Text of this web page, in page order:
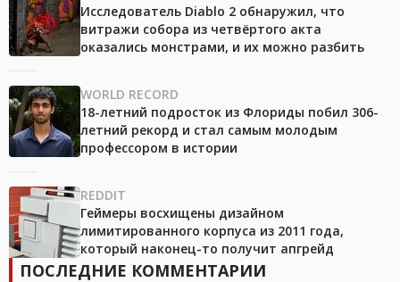
Исследователь Diablo 2 обнаружил, что
витражи собора из четвёртого акта
оказались монстрами, и их можно разбить
WORLD RECORD
18-летний подросток из Флориды побил 306-
летний рекорд и стал самым молодым
профессором в истории
REDDIT
Геймеры восхищены дизайном
лимитированного корпуса из 2011 года,
который наконец-то получит апгрейд
ПОСЛЕДНИЕ КОММЕНТАРИИ